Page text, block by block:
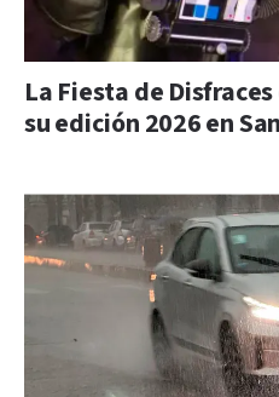
La Fiesta de
su edición 2026 en